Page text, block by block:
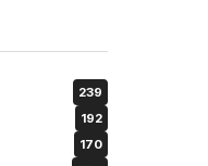
239
192
170